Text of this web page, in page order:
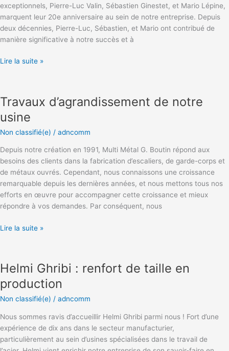
exceptionnels, Pierre-Luc Valin, Sébastien Ginestet, et Mario Lépine,
marquent leur 20e anniversaire au sein de notre entreprise. Depuis
deux décennies, Pierre-Luc, Sébastien, et Mario ont contribué de
manière significative à notre succès et à
exceptionnels
honorés
Lire la suite »
Travaux d’agrandissement de notre
usine
Non classifié(e) / adncomm
Depuis notre création en 1991, Multi Métal G. Boutin répond aux
besoins des clients dans la fabrication d’escaliers, de garde-corps et
de métaux ouvrés. Cependant, nous connaissons une croissance
remarquable depuis les dernières années, et nous mettons tous nos
efforts en œuvre pour accompagner cette croissance et mieux
répondre à vos demandes. Par conséquent, nous
de
notre
usine
Lire la suite »
Helmi Ghribi : renfort de taille en
production
Non classifié(e) / adncomm
Nous sommes ravis d’accueillir Helmi Ghribi parmi nous ! Fort d’une
expérience de dix ans dans le secteur manufacturier,
particulièrement au sein d’usines spécialisées dans le travail de
de
taille
production